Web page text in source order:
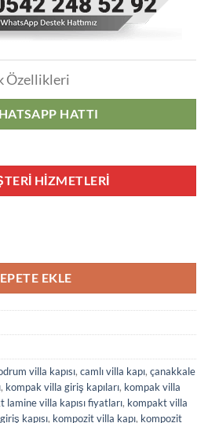
Özellikleri
HATTI
HIZMETLERI
EKLE
villa kapısı, camlı villa kapı, çanakkale
, kompak villa giriş kapıları, kompak villa
lamine villa kapısı fiyatları, kompakt villa
kapısı, kompozit villa kapı, kompozit